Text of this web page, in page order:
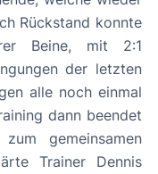
Rückstand konnte
Beine, mit 2:1
der letzten
alle noch einmal
dann beendet
gemeinsamen
Trainer Dennis